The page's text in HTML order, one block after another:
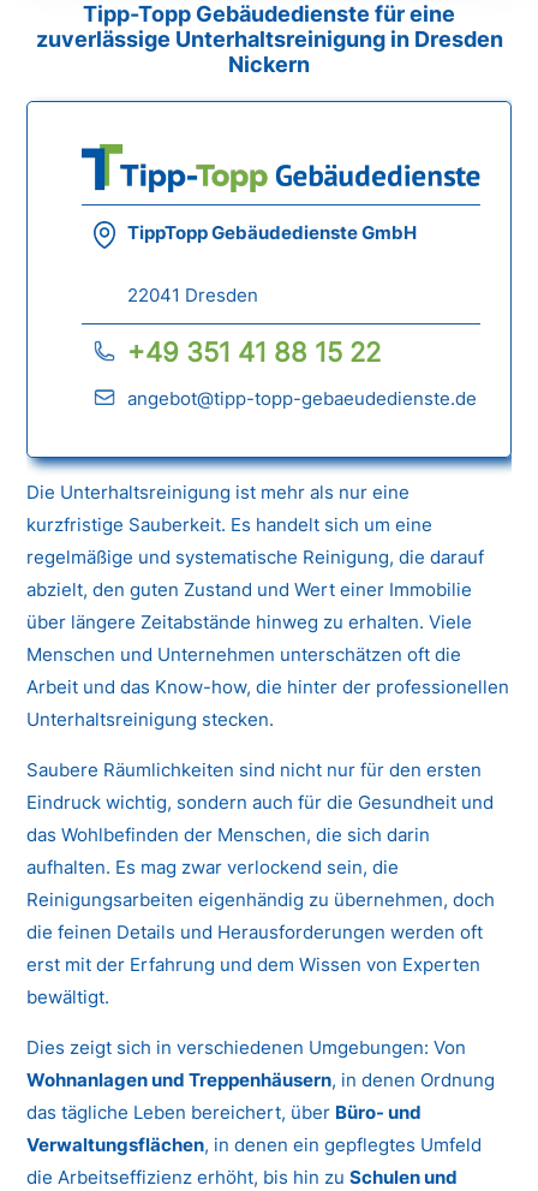
Tipp-Topp Gebäudedienste für eine
zuverlässige Unterhaltsreinigung in Dresden
Nickern
TippTopp Gebäudedienste GmbH
22041 Dresden
+49 351 41 88 15 22
angebot@tipp-topp-gebaeudedienste.de
Die Unterhaltsreinigung ist mehr als nur eine
kurzfristige Sauberkeit. Es handelt sich um eine
regelmäßige und systematische Reinigung, die darauf
abzielt, den guten Zustand und Wert einer Immobilie
über längere Zeitabstände hinweg zu erhalten. Viele
Menschen und Unternehmen unterschätzen oft die
Arbeit und das Know-how, die hinter der professionellen
Unterhaltsreinigung stecken.
Saubere Räumlichkeiten sind nicht nur für den ersten
Eindruck wichtig, sondern auch für die Gesundheit und
das Wohlbefinden der Menschen, die sich darin
aufhalten. Es mag zwar verlockend sein, die
Reinigungsarbeiten eigenhändig zu übernehmen, doch
die feinen Details und Herausforderungen werden oft
erst mit der Erfahrung und dem Wissen von Experten
bewältigt.
Dies zeigt sich in verschiedenen Umgebungen: Von
Wohnanlagen und Treppenhäusern, in denen Ordnung
das tägliche Leben bereichert, über Büro- und
Verwaltungsflächen, in denen ein gepflegtes Umfeld
die Arbeitseffizienz erhöht, bis hin zuSchulen und